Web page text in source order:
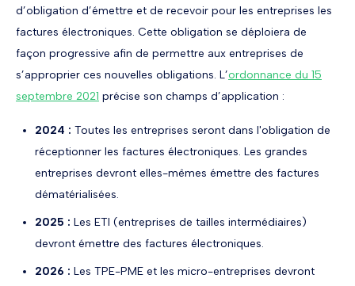
d’obligation d’émettre et de recevoir pour les entreprises les
factures électroniques. Cette obligation se déploiera de
façon progressive afin de permettre aux entreprises de
s’approprier ces nouvelles obligations. L’ordonnance du 15
septembre 2021 précise son champs d’application :
2024 : Toutes les entreprises seront dans l'obligation de
réceptionner les factures électroniques. Les grandes
entreprises devront elles-mêmes émettre des factures
dématérialisées.
2025 : Les ETI (entreprises de tailles intermédiaires)
devront émettre des factures électroniques.
2026 : Les TPE-PME et les micro-entreprises devront